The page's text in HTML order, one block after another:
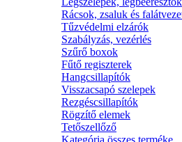
Rácsok, zsaluk és
Tűzvédelmi elzárók
Szabályzás, vezérlés
Szűrő boxok
Fűtő regiszterek
Hangcsillapítók
Visszacsapó szelepek
Rezgéscsillapítók
Rögzítő elemek
Tetőszellőző
Kategória összes terméke